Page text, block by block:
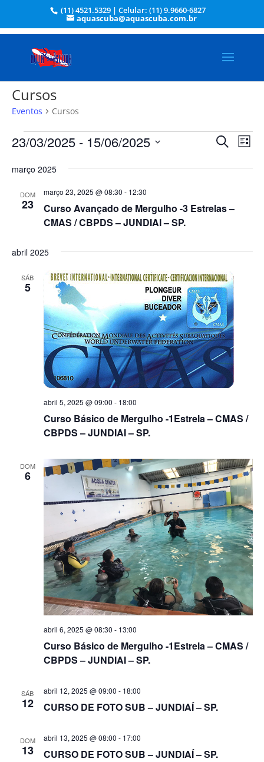
(11) 4521.5329 | Celular: (11) 9.9660-6827
aquascuba@aquascuba.com.br
Cursos
Eventos Cursos
Eventos
visuais
de
Procurar
do
Lista
23/03/2025 - 15/06/2025
a
março 2025
DOM
23
Curso Avançado de Mergulho -3 Estrelas –
CMAS / CBPDS – JUNDIAI – SP.
março 23, 2025 @ 08:30 - 12:30
abril 2025
SÁB
5
Curso Básico de Mergulho -1Estrela – CMAS /
CBPDS – JUNDIAI – SP.
abril 5, 2025 @ 09:00 - 18:00
DOM
6
Curso Básico de Mergulho -1Estrela – CMAS /
CBPDS – JUNDIAI – SP.
abril 6, 2025 @ 08:30 - 13:00
SÁB
12 CURSO DE FOTO SUB – JUNDIAÍ – SP.
abril 12, 2025 @ 09:00 - 18:00
DOM
13 CURSO DE FOTO SUB – JUNDIAÍ – SP.
abril 13, 2025 @ 08:00 - 17:00